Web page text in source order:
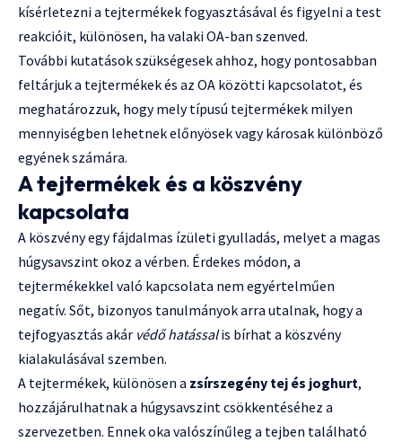
kísérletezni a tejtermékek fogyasztásával és figyelni a test
reakcióit, különösen, ha valaki OA-ban szenved.
További kutatások szükségesek ahhoz, hogy pontosabban
feltárjuk a tejtermékek és az OA közötti kapcsolatot, és
meghatározzuk, hogy mely típusú tejtermékek milyen
mennyiségben lehetnek előnyösek vagy károsak különböző
egyének számára.
A tejtermékek és a köszvény
kapcsolata
A köszvény egy fájdalmas ízületi gyulladás, melyet a magas
húgysavszint okoz a vérben. Érdekes módon, a
tejtermékekkel való kapcsolata nem egyértelműen
negatív. Sőt, bizonyos tanulmányok arra utalnak, hogy a
tejfogyasztás akár védő hatássalis bírhat a köszvény
kialakulásával szemben.
A tejtermékek, különösen a zsírszegény tej és joghurt,
hozzájárulhatnak a húgysavszint csökkentéséhez a
szervezetben. Ennek oka valószínűleg a tejben található